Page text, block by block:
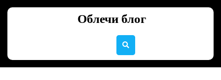
Облечи блог